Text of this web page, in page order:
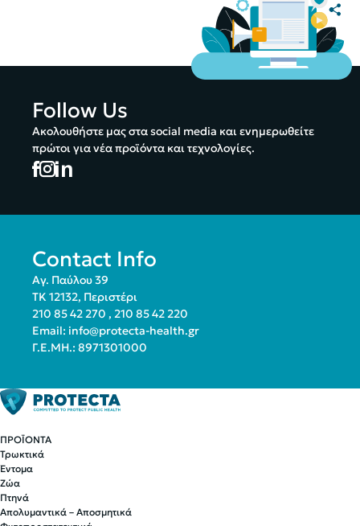
Follow Us
Ακολουθήστε μας στα social media και ενημερωθείτε
πρώτοι για νέα προϊόντα και τεχνολογίες.
Contact Info
Αγ. Παύλου 39
ΤΚ 12132, Περιστέρι
210 85 42 270 , 210 85 42 220
Email: info@protecta-health.gr
Γ.Ε.ΜΗ.: 8971301000
ΠΡΟΪΟΝΤΑ
Τρωκτικά
Έντομα
Ζώα
Πτηνά
Απολυμαντικά – Αποσμητικά